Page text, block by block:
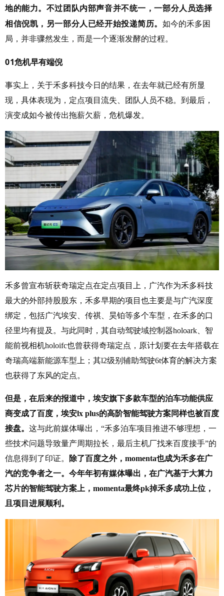
地的能力。不过团队内部声音并不统一，一部分人员选择
相信倪凯，另一部分人已经开始投递简历。 如今的禾多困
局，并非骤然发生，而是一个逐渐发酵的过程。
01危机早有端倪
事实上，关于禾多科技今日的结果，在去年就已经有所显
现，具体表现为，定点项目流失、团队人员不稳。到最后，
演变成如今被传出拖薪欠薪，危机爆发。
禾多曾宣布斩获奇瑞定点在定点项目上，广汽作为禾多科技
最大的外部持股股东，禾多早期的项目也主要是与广汽深度
绑定，包括广汽埃安、传祺、昊铂等多个车型，在禾多的口
径里均有提及。与此同时，其自动驾驶域控制器holoark、智
能前视相机holoifc也曾获得奇瑞定点，原计划要在去年搭载在
奇瑞高端新能源车型上；其l2级别辅助驾驶6t体育的解决方案
也获得了东风的定点。
但是，在后来的报道中，埃安旗下多款车型的泊车功能供应
商变成了百度，埃安lx plus的高阶智能驾驶方案同样也被百度
接盘。 这与此前媒体曝出，“禾多泊车项目推进不够理想，一
些技术问题导致量产周期拉长，最后主机厂找来百度接手”的
信息得到了印证。
除了百度之外，momenta也成为禾多在广
汽的竞争者之一。今年年初有媒体曝出，在广汽基于大算力
芯片的智能驾驶方案上，momenta最终pk掉禾多成功上位，
且项目进展顺利。